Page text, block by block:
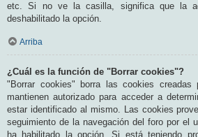
etc. Si no ve la casilla, significa que la
deshabilitado la opción.
Arriba
¿Cuál es la función de "Borrar cookies"?
"Borrar cookies" borra las cookies
mantienen autorizado para acceder a
estar identificado al mismo. Las cookies
seguimiento de la navegación del foro por el
ha habilitado la opción. Si está teniendo